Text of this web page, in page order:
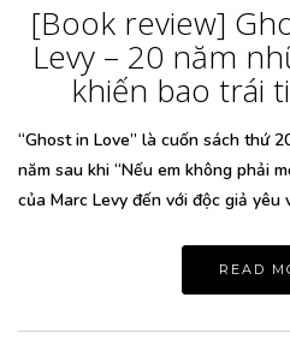
[Book review]
Levy – 20 năm
khiến bao trái
“Ghost in Love” là cuốn sách thứ
năm sau khi “Nếu em không phải
của Marc Levy đến với độc giả
READ